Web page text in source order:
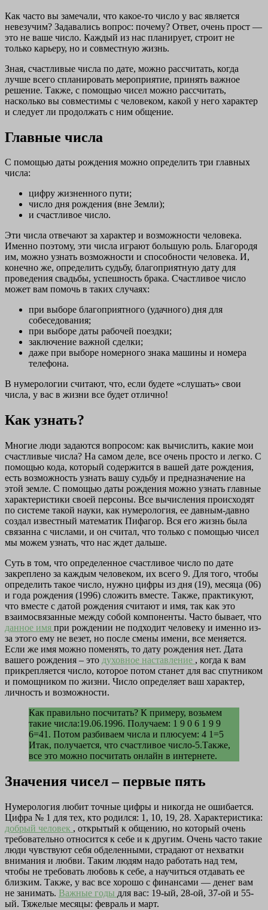
Как часто вы замечали, что какое-то число у вас является
невезучим? Задавались вопрос: почему? Ответ, очень прост —
это не ваше число. Каждый из нас планирует, строит не
только карьеру, но и совместную жизнь.
Зная, счастливые числа по дате, можно рассчитать, когда
лучше всего спланировать мероприятие, принять важное
решение. Также, с помощью чисел можно рассчитать,
насколько вы совместимы с человеком, какой у него характер
и следует ли продолжать с ним общение.
Главные числа
С помощью даты рождения можно определить три главных
числа:
цифру жизненного пути;
число дня рождения (вне Земли);
и счастливое число.
Эти числа отвечают за характер и возможности человека.
Именно поэтому, эти числа играют большую роль. Благородя
им, можно узнать возможности и способности человека. И,
конечно же, определить судьбу, благоприятную дату для
проведения свадьбы, успешность брака. Счастливое число
может вам помочь в таких случаях:
при выборе благоприятного (удачного) дня для
собеседования;
при выборе даты рабочей поездки;
заключение важной сделки;
даже при выборе номерного знака машины и номера
телефона.
В нумерологии считают, что, если будете «слушать» свои
числа, у вас в жизни все будет отлично!
Как узнать?
Многие люди задаются вопросом: как вычислить, какие мои
счастливые числа? На самом деле, все очень просто и легко. С
помощью кода, который содержится в вашей дате рождения,
есть возможность узнать вашу судьбу и предназначение на
этой земле. С помощью даты рождения можно узнать главные
характеристики своей персоны. Все вычисления происходят
по системе такой науки, как нумерология, ее давным-давно
создал известный математик Пифагор. Вся его жизнь была
связанна с числами, и он считал, что только с помощью чисел
мы можем узнать, что нас ждет дальше.
Суть в том, что определенное счастливое число по дате
закреплено за каждым человеком, их всего 9. Для того, чтобы
определить такое число, нужно цифры из дня (19), месяца (06)
и года рождения (1996) сложить вместе. Также, практикуют,
что вместе с датой рождения считают и имя, так как это
взаимосвязанные между собой компоненты. Часто бывает, что
данное имя при рождении не подходит человеку и именно из-
за этого ему не везет, но после смены имени, все меняется.
Если же имя можно поменять, то дату рождения нет. Дата
вашего рождения – это духовное наставление , когда к вам
прикрепляется число, которое потом станет для вас спутником
и помощником по жизни. Число определяет ваш характер,
личность и возможности.
Как правильно посчитать? К примеру, возьмем
такие числа:19.06.1996. Получаем: 1 9 0 6 1 9 9
6=41. Потом разбиваем числа и плюсуем: 4 1=5
Итак, получается, что счастливое число-5.Также,
все это можно посчитать онлайн в интернете.
Значения чисел – первые пять
Нумерология любит точные цифры и никогда не ошибается.
Цифра № 1 для тех, кто родился: 1, 10, 19, 28. Характеристика:
добрый человек , открытый к общению, но который очень
требовательно относится к себе и к другим. Очень часто такие
люди чувствуют себя обделенными, страдают от нехватки
внимания и любви. Таким людям надо работать над тем,
чтобы не требовать любовь к себе, а научиться отдавать ее
близким. Также, у вас все хорошо с финансами — денег вам
не занимать. Важные годы для вас: 19-ый, 28-ой, 37-ой и 55-
ый. Тяжелые месяцы: февраль и март.